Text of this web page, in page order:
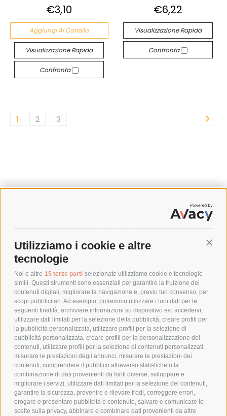
Utilizziamo i cookie e altre
tecnologie
Noi e altre 15 terze parti selezionate utilizziamo cookie e tecnologie
simili. Questi strumenti sono essenziali per garantire la fruizione dei
contenuti digitali, migliorare la navigazione e, previo tuo consenso, per
scopi pubblicitari. Ad esempio, potremmo utilizzare i tuoi dati per le
seguenti finalità: archiviare informazioni su dispositivo e/o accedervi,
utilizzare dati limitati per la selezione della pubblicità, creare profili per
la pubblicità personalizzata, utilizzare profili per la selezione di
pubblicità personalizzata, creare profili per la personalizzazione dei
contenuti, utilizzare profili per la selezione di contenuti personalizzati,
misurare le prestazioni degli annunci, misurare le prestazioni dei
contenuti, comprendere il pubblico attraverso statistiche o la
combinazione di dati provenienti da fonti diverse, sviluppare e
migliorare i servizi, utilizzare dati limitati per la selezione dei contenuti,
garantire la sicurezza, prevenire e rilevare frodi, correggere errori,
erogare e presentare pubblicità e contenuto, salvare e comunicare le
scelte sulla privacy, abbinare e combinare dati provenienti da altre
€3,10
Aggiungi Al Carrello
Visualizzazione Rapida
Confronta
€6,22
Visualizzazione Rapida
Confronta
1 2 3
SPEDIZIONI
COSTI DI SPEDIZIONE
POLITICA DI RESO
POLICY
PRIVACY POLICY
COOKIE POLICY
PAGAMENTI SICURI
AZIENDA
CHI SIAMO